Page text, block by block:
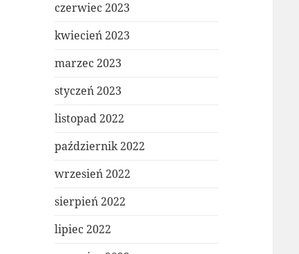
czerwiec 2023
kwiecień 2023
marzec 2023
styczeń 2023
listopad 2022
październik 2022
wrzesień 2022
sierpień 2022
lipiec 2022